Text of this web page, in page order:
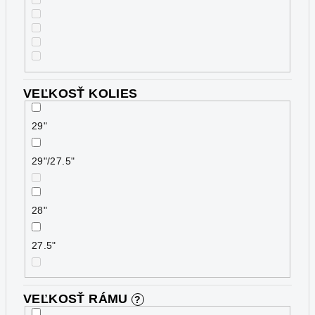
VEĽKOSŤ KOLIES
29"
29"/27.5"
28"
27.5"
VEĽKOSŤ RÁMU ?